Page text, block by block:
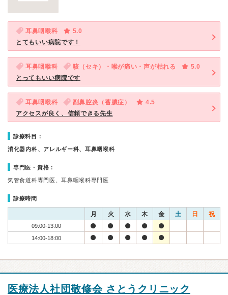
耳鼻咽喉科
5.0
とてもいい病院です！
耳鼻咽喉科 咳（セキ）・喉が痛い・声が枯れる
5.0
とってもいい病院です
耳鼻咽喉科 副鼻腔炎（蓄膿症）
4.5
アクセスが良く、信頼できる先生
診療科目：
消化器内科、アレルギー科、耳鼻咽喉科
専門医・資格：
気管食道科専門医、耳鼻咽喉科専門医
診療時間
月 火 水 木 金 土 日 祝
09:00-13:00
14:00-18:00
医療法人社団敬修会 さとうクリニック